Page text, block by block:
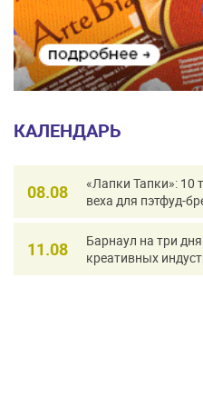
КАЛЕНДАРЬ
08.08
«Лапки Тапки»: 10
веха для пэтфуд-
11.08
Барнаул на три
креативных